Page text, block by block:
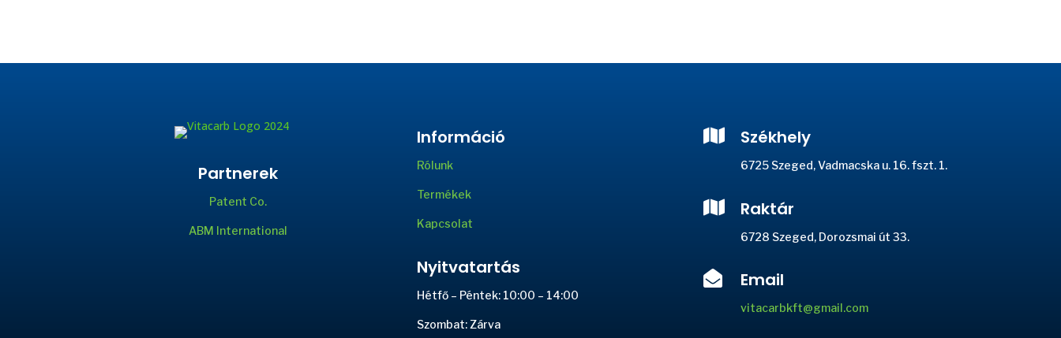
Partnerek
Patent Co.
ABM International
Információ
Rólunk
Termékek
Kapcsolat
Nyitvatartás
Hétfő – Péntek: 10:00 – 14:00
Szombat: Zárva
 Székhely
6725 Szeged, Vadmacska u. 16. fszt. 1.
 Raktár
6728 Szeged, Dorozsmai út 33.
 Email
vitacarbkft@gmail.com